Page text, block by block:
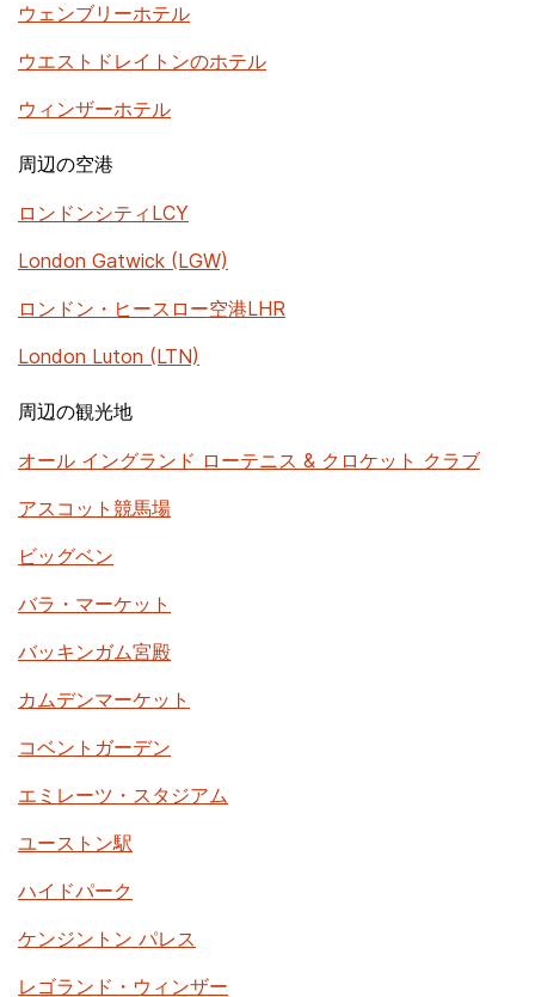
ウェンブリーホテル
ウエストドレイトンのホテル
ウィンザーホテル
周辺の空港
ロンドンシティLCY
London Gatwick (LGW)
ロンドン・ヒースロー空港LHR
London Luton (LTN)
周辺の観光地
オール イングランド ローテニス & クロケット クラブ
アスコット競馬場
ビッグベン
バラ・マーケット
バッキンガム宮殿
カムデンマーケット
コベントガーデン
エミレーツ・スタジアム
ユーストン駅
ハイドパーク
ケンジントン パレス
レゴランド・ウィンザー